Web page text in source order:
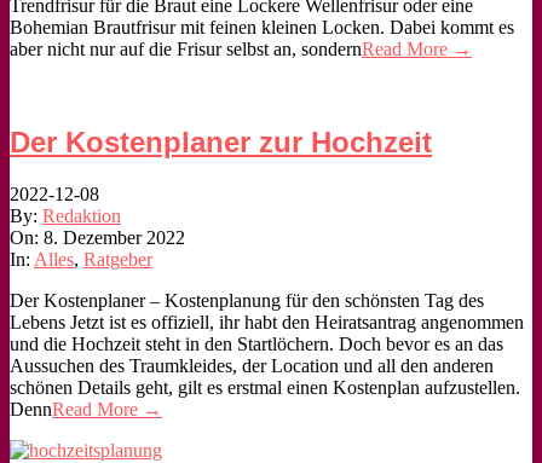
Trendfrisur für die Braut eine Lockere Wellenfrisur oder eine
Bohemian Brautfrisur mit feinen kleinen Locken. Dabei kommt es
aber nicht nur auf die Frisur selbst an, sondernRead More →
Der Kostenplaner zur Hochzeit
2022-12-08
By: Redaktion
On: 8. Dezember 2022
In: Alles, Ratgeber
Der Kostenplaner – Kostenplanung für den schönsten Tag des
Lebens Jetzt ist es offiziell, ihr habt den Heiratsantrag angenommen
und die Hochzeit steht in den Startlöchern. Doch bevor es an das
Aussuchen des Traumkleides, der Location und all den anderen
schönen Details geht, gilt es erstmal einen Kostenplan aufzustellen.
DennRead More →